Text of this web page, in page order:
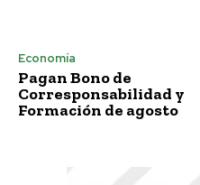
Economía
Pagan Bono de
Corresponsabilidad y
Formación de agosto